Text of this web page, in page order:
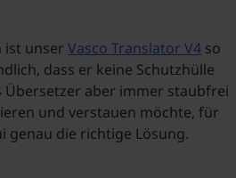
ist unser Vasco Translator V4 so
dass er keine Schutzhülle
Übersetzer aber immer staubfrei
und verstauen möchte, für
genau die richtige Lösung.